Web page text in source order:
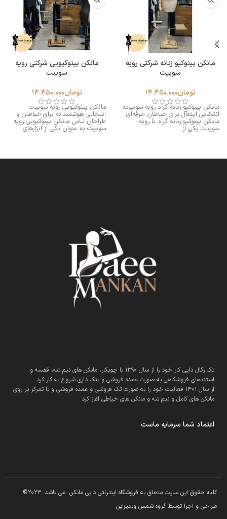
مانکن پینوکیو زنانه شرکتی رویه
سوییت
تومان14.450.000
مانکن پینوکیو زنانه گراد رویه سوییت:
انتخابی ایده‌آل برای خیاطان حرفه‌ای
مانکن پینوکیو زنانه گراد با رویه
سوییت یکی از
مانکن پینوکیویی شرکتی رویه
سوییت
تومان14.450.000
مانکن پینوکیویی رویه سوییت:
انتخابی هوشمندانه برای خیاطان و
طراحان لباس مانکن پینوکیویی رویه
سوییت به عنوان یکی از ابزارهای
تک رگال دایی کار خود را از سال 1390 با چوبکار، مانکن های نیم تنه، قفسه و
استندهای فروشگاهی به صورت عمده فروشی و بنک داری شروع به کار کرد.
از سال 1401 فعالیت خود را به صورت تک فروشی و عمده فروشی و با تمرکز بر روی
مانکن های کامل و نیم تنه و مانکن های خیاطی آغاز کرد
اعتماد شما سرمایه ماست
کلیه حقوق این سایت متعلق به فروشگاه اینترنتی دایی مانکن می باشد. 2023©
طراحی و اجرا توسط گروه شمس وبدیزاین